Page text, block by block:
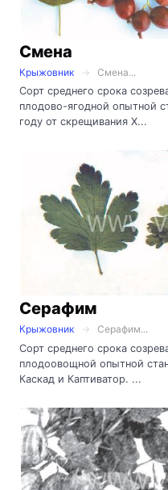
Смена
Крыжовник
Смена...
Сорт среднего срока
плодово-ягодной опытной
году от скрещивания Х...
Серафим
Крыжовник
Серафим...
Сорт среднего срока
плодоовощной опытной
Каскад и Каптиватор. ...